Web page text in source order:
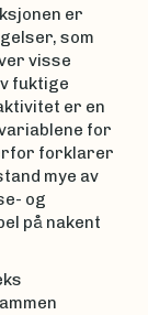
er
som
visse
fuktige
er en
for
forklarer
mye av
og
på nakent